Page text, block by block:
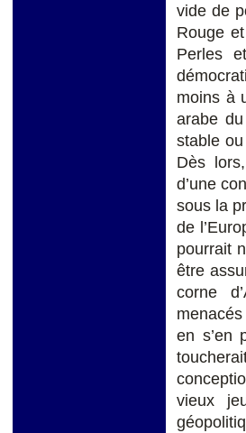
vide de
Rouge
Perles
moins à
arabe
stable
Dès
d’une
sous la
de
pourrait
être
corne
en s’en
vieux